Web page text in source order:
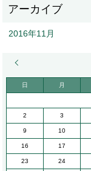
2016年11月
日 月
2 3
9 10
16 17
23 24